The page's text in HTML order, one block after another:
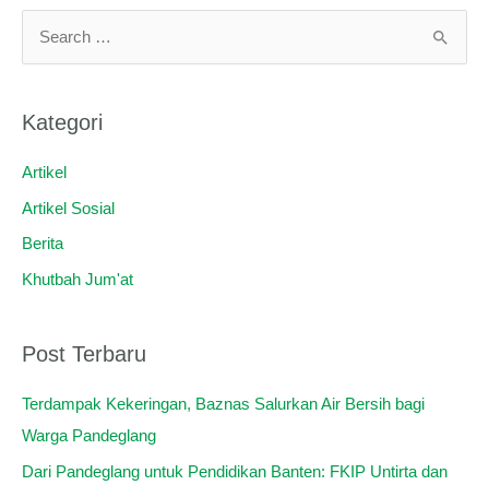
u
n
t
Kategori
Artikel
Artikel Sosial
Berita
Khutbah Jum'at
Post Terbaru
Terdampak Kekeringan, Baznas Salurkan Air Bersih bagi
Warga Pandeglang
Dari Pandeglang untuk Pendidikan Banten: FKIP Untirta dan